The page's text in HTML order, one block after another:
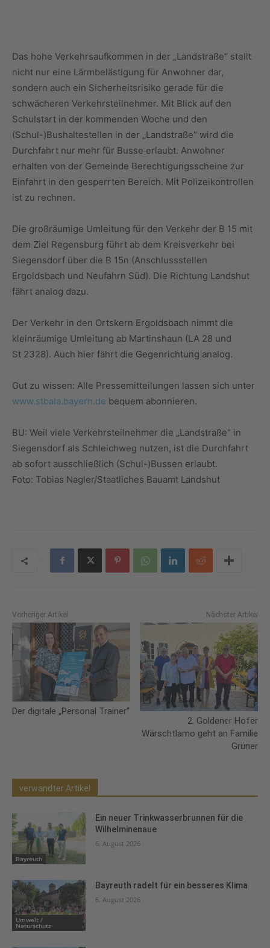
Das hohe Verkehrsaufkommen in der „Landstraße“ stellt
nicht nur eine Lärmbelästigung für Anwohner dar,
sondern auch ein Sicherheitsrisiko gerade für die
schwächeren Verkehrsteilnehmer. Mit Blick auf den
Schulstart in der kommenden Woche und den
(Schul-)Bushaltestellen in der „Landstraße“ wird die
Durchfahrt nur mehr für Busse erlaubt. Anwohner
erhalten von der Gemeinde Berechtigungsscheine zur
Einfahrt in den gesperrten Bereich. Mit Polizeikontrollen
ist zu rechnen.
Die großräumige Umleitung für den Verkehr der B 15 mit
dem Ziel Regensburg führt ab dem Kreisverkehr bei
Siegensdorf über die B 15n (Anschlussstellen
Ergoldsbach und Neufahrn Süd). Die Richtung Landshut
fährt analog dazu.
Der Verkehr in den Ortskern Ergoldsbach nimmt die
kleinräumige Umleitung ab Martinshaun (LA 28 und
St 2328). Auch hier fährt die Gegenrichtung analog.
Gut zu wissen: Alle Pressemitteilungen lassen sich unter
www.stbala.bayern.de bequem abonnieren.
BU: Weil viele Verkehrsteilnehmer die „Landstraße“ in
Siegensdorf als Schleichweg nutzen, ist die Durchfahrt
ab sofort ausschließlich (Schul-)Bussen erlaubt.
Foto: Tobias Nagler/Staatliches Bauamt Landshut
Vorheriger Artikel
Der digitale „Personal Trainer“
Nächster Artikel
2. Goldener Hofer
Wärschtlamo geht an Familie
Grüner
verwandter Artikel
Bayreuth
Ein neuer Trinkwasserbrunnen für die
Wilhelminenaue
6. August 2026
Umwelt /
Naturschutz
Bayreuth radelt für ein besseres Klima
6. August 2026